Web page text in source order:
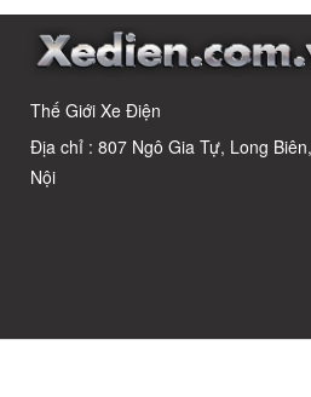
Cáo! 5 Bẫy
Phổ Biến Và Bí
Quyết Chọn Xe
Chuẩn Chỉnh
có câu trả lời
Thế Giới Xe Điện
Địa chỉ : 807 Ngô Gia Tự, Long
Nội